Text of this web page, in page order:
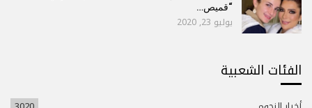
“قميص…
يوليو 23, 2020
الفئات الشعبية